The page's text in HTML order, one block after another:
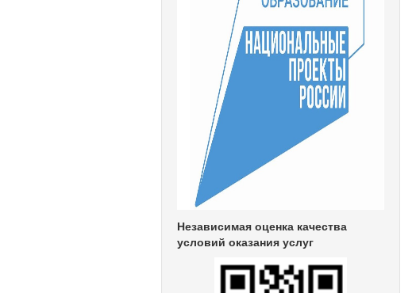
Независимая оценка качества
условий оказания услуг